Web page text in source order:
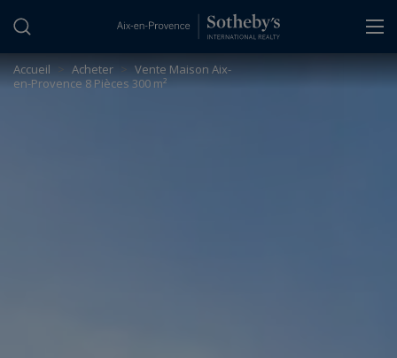
Accueil > Acheter > Vente Maison Aix-
en-Provence 8 Pièces 300 m²